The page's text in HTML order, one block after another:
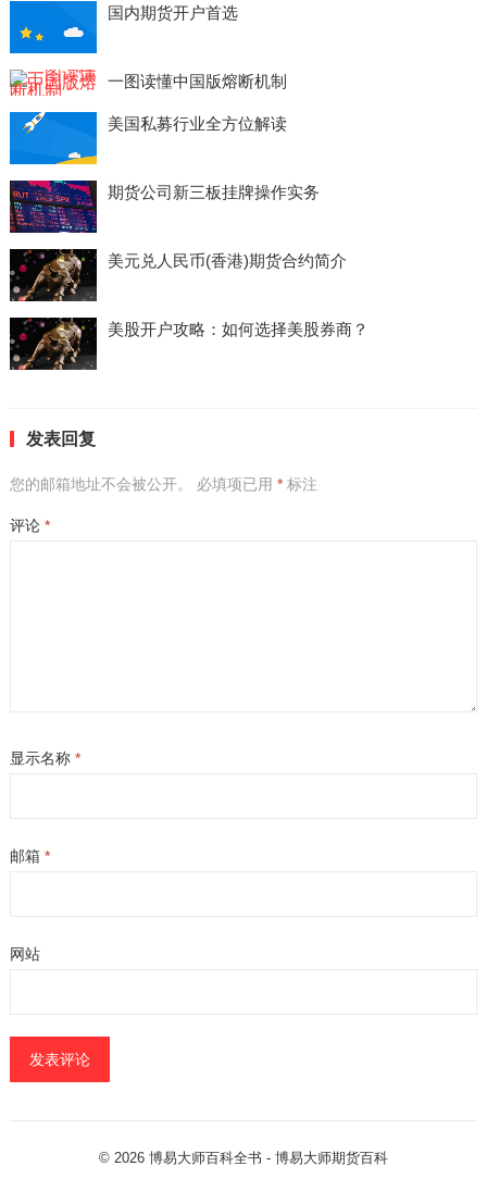
国内期货开户首选
一图读懂中国版熔断机制
美国私募行业全方位解读
期货公司新三板挂牌操作实务
美元兑人民币(香港)期货合约简介
美股开户攻略：如何选择美股券商？
发表回复
您的邮箱地址不会被公开。 必填项已用 *标注
评论 *
显示名称 *
邮箱 *
网站
© 2026 博易大师百科全书 - 博易大师期货百科